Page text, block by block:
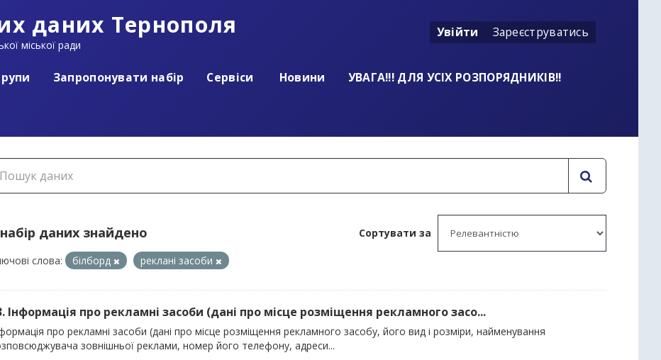
даних Тернополя
міської ради
Увійти Зареєструватись
Запропонувати набір Сервіси Новини
УВАГА!!! ДЛЯ УСІХ РОЗПОРЯДНИКІВ!!
Сортувати за
даних знайдено
слова: білборд реклані засоби
Інформація про рекламні засоби (дані про місце розміщення рекламного засо...
про рекламні засоби (дані про місце розміщення рекламного засобу, його вид і розміри, найменування
зовнішньої реклами, номер його телефону, адреси...